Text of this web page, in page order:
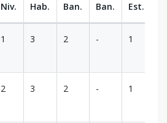
Niv. Hab. Ban.
Ban.
Est.
1 3 2 - 1
2 3 2 - 1